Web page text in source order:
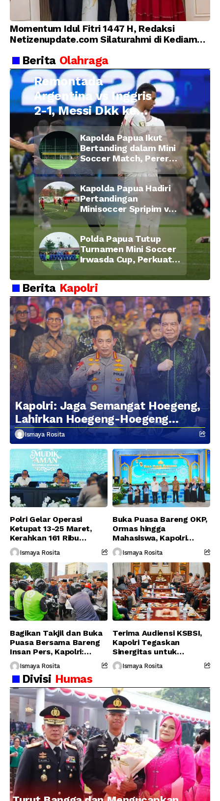
Momentum Idul Fitri 1447 H, Redaksi
Netizenupdate.com Silaturahmi di Kediaman
Berita Olahraga
Remontada
Argentina vs Inggris
2-1, Messi Dkk ke
Final Piala Dunia
2026
Kapolda Papua Ikut
Bertanding dalam Mini
Soccer Match, Pererat
Kebersamaan Personel
di Bulan Ramadan
Kapolda Papua Hadiri
Pertandingan
Minisoccer Spripim vs
Bid Propam, Pererat
Soliditas dan
Kebersamaan Personel
Polda Papua Tutup
Turnamen Mini Soccer
Irwasda Cup, Perkuat
Kebersamaan Personel
Berita Kapolri
Kapolri: Jaga Semangat Hoegeng,
Lahirkan Hoegeng-Hoegeng
Berikutnya
Ismaya Rosita
Polri Gelar Operasi
Ketupat 13-25 Maret,
Kerahkan 161 Ribu
Personel Gabungan
Ismaya Rosita
Buka Puasa Bareng OKP,
Ormas hingga
Mahasiswa, Kapolri
Serukan Jaga
Persatuan-Dukung
Program Pemerintah
Ismaya Rosita
Bagikan Takjil dan Buka
Puasa Bersama Bareng
Insan Pers, Kapolri:
Suara Media Suara
Publik
Ismaya Rosita
Terima Audiensi KSBSI,
Kapolri Tegaskan
Sinergitas untuk
Perjuangkan Hak Buruh
Ismaya Rosita
Divisi Humas